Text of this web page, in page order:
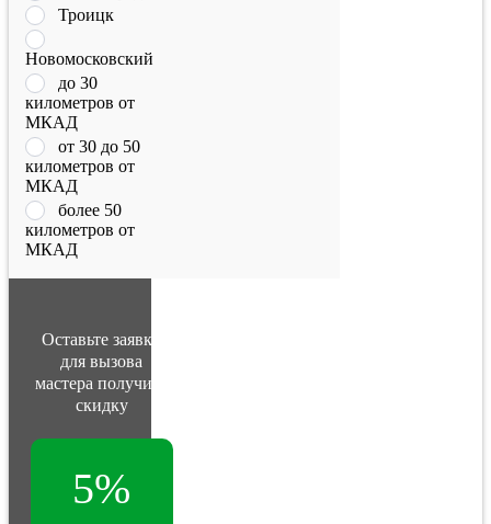
Троицк
Новомосковский
до 30
километров от
МКАД
от 30 до 50
километров от
МКАД
более 50
километров от
МКАД
Оставьте заявку
для вызова
мастера получите
скидку
5%